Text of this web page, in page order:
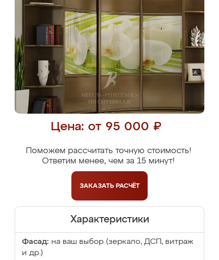
Цена: от 95 000 ₽
Поможем рассчитать точную стоимость!
Ответим менее, чем за 15 минут!
ЗАКАЗАТЬ РАСЧЁТ
Характеристики
Фасад: на ваш выбор (зеркало, ДСП, витраж
и др.)